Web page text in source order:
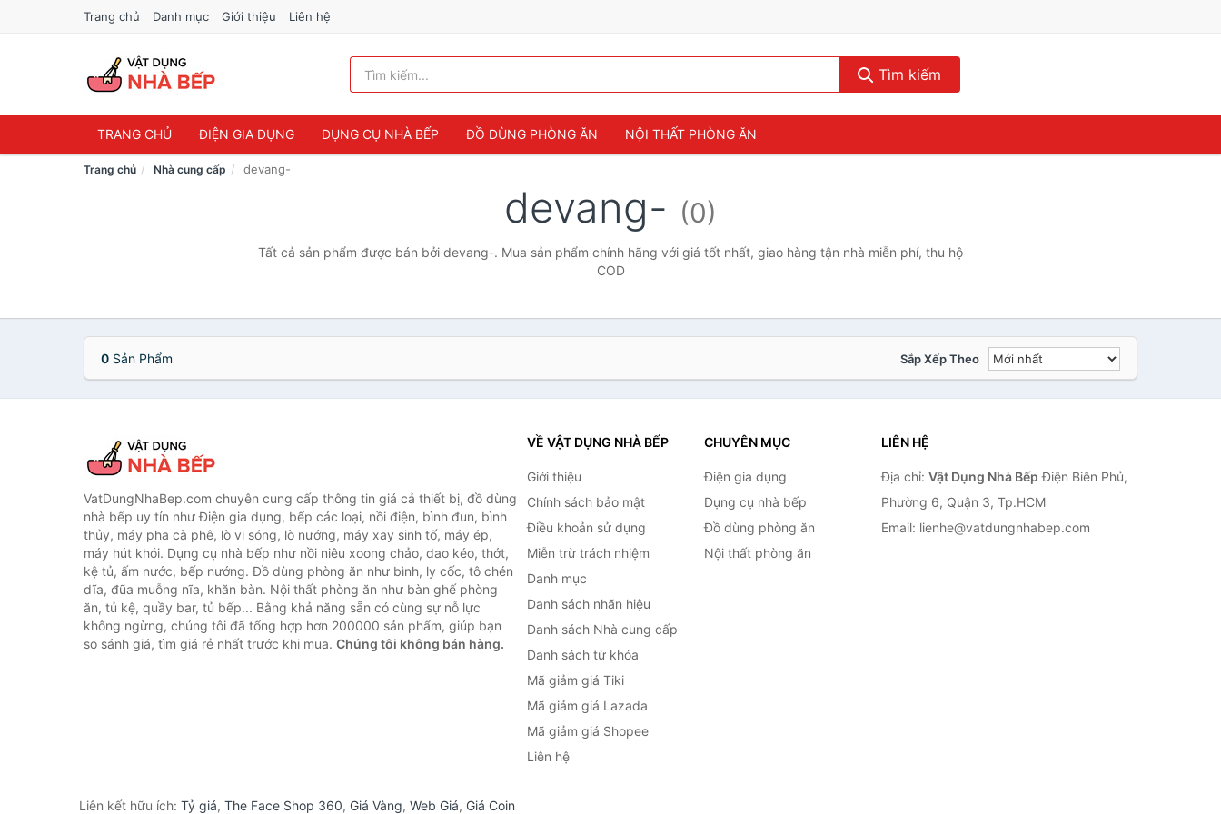
Trang chủ Danh mục Giới thiệu Liên hệ
Tìm kiếm
TRANG CHỦ ĐIỆN GIA DỤNG DỤNG CỤ NHÀ BẾP ĐỒ DÙNG PHÒNG ĂN NỘI THẤT PHÒNG ĂN
Trang chủ Nhà cung cấp devang-
devang- (0)
Tất cả sản phẩm được bán bởi devang-. Mua sản phẩm chính hãng với giá tốt nhất, giao hàng tận nhà miễn phí, thu hộ
COD
0 Sản Phẩm Sắp Xếp Theo
VatDungNhaBep.com chuyên cung cấp thông tin giá cả thiết bị, đồ dùng
nhà bếp uy tín như Điện gia dụng, bếp các loại, nồi điện, bình đun, bình
thủy, máy pha cà phê, lò vi sóng, lò nướng, máy xay sinh tố, máy ép,
máy hút khói. Dụng cụ nhà bếp như nồi niêu xoong chảo, dao kéo, thớt,
kệ tủ, ấm nước, bếp nướng. Đồ dùng phòng ăn như bình, ly cốc, tô chén
dĩa, đũa muỗng nĩa, khăn bàn. Nội thất phòng ăn như bàn ghế phòng
ăn, tủ kệ, quầy bar, tủ bếp... Bằng khả năng sẵn có cùng sự nỗ lực
không ngừng, chúng tôi đã tổng hợp hơn 200000 sản phẩm, giúp bạn
so sánh giá, tìm giá rẻ nhất trước khi mua. Chúng tôi không bán hàng.
VỀ VẬT DỤNG NHÀ BẾP
Giới thiệu
Chính sách bảo mật
Điều khoản sử dụng
Miễn trừ trách nhiệm
Danh mục
Danh sách nhãn hiệu
Danh sách Nhà cung cấp
Danh sách từ khóa
Mã giảm giá Tiki
Mã giảm giá Lazada
Mã giảm giá Shopee
Liên hệ
CHUYÊN MỤC
Điện gia dụng
Dụng cụ nhà bếp
Đồ dùng phòng ăn
Nội thất phòng ăn
LIÊN HỆ
Địa chỉ: Vật Dụng Nhà Bếp Điện Biên Phủ,
Phường 6, Quận 3, Tp.HCM
Email: lienhe@vatdungnhabep.com
Liên kết hữu ích: Tỷ giá, The Face Shop 360, Giá Vàng, Web Giá, Giá Coin